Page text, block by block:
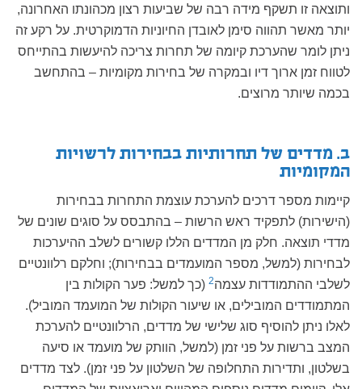
ותוצאה זו תשקף מידה רבה של שביעות רצון מכהונתו האחרונה,
יותר מאשר תהווה סימן לאובדן החיוניות הדמוקרטית. על רקע זה
ניתן לומר שהערכת קיומה של תחרות צריכה להיעשות בהתייחס
לטווח זמן ארוך דיו ובמקרה של בחירות מקומיות – בהתחשב
בכמה שיותר מרוצים.
ב. מדדים של תחרותיות בבחירות לרשויות
המקומיות
קיימות מספר דרכים להערכת עוצמת התחרות בבחירות
(הישירות) לתפקיד ראש הרשות – בהתבסס על סוגים שונים של
מדדי תוצאה. חלק מן המדדים הללו קשורים לשלב ההיערכות
לבחירות (למשל, מספר המועמדים בבחירות); וחלקם רלוונטיים
לשלבי ההתמודדות עצמה2 (כך למשל: פער הקולות בין
המתמודדים המובילים, או שיעור הקולות של המועמד המוביל).
לאלו ניתן להוסיף סוג שלישי של מדדים, הרלוונטיים להערכת
המצב ברשות על פני זמן (למשל, הוותק של מועמד או סיעה
בשלטון, ותדירות התחלופה של השלטון על פני זמן). לצד מדדים